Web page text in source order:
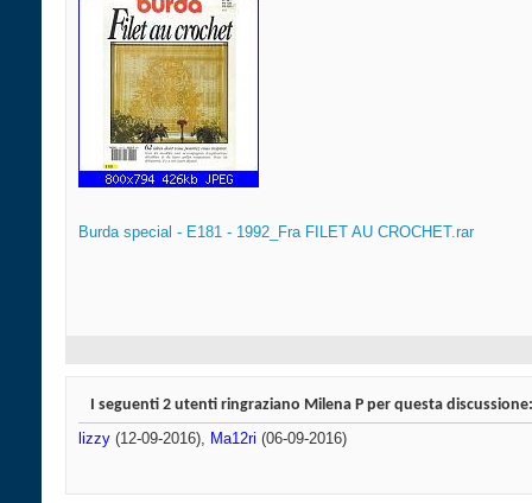
Burda special - E181 - 1992_Fra FILET AU CROCHET.rar
I seguenti 2 utenti ringraziano Milena P per questa discussione:
lizzy (12-09-2016), Ma12ri (06-09-2016)